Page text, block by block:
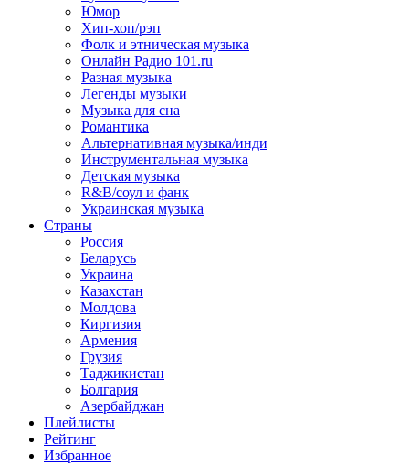
Юмор
Хип-хоп/рэп
Фолк и этническая музыка
Онлайн Радио 101.ru
Разная музыка
Легенды музыки
Музыка для сна
Романтика
Альтернативная музыка/инди
Инструментальная музыка
Детская музыка
R&B/cоул и фанк
Украинская музыка
Страны
Россия
Беларусь
Украина
Казахстан
Молдова
Киргизия
Армения
Грузия
Таджикистан
Болгария
Азербайджан
Плейлисты
Рейтинг
Избранное